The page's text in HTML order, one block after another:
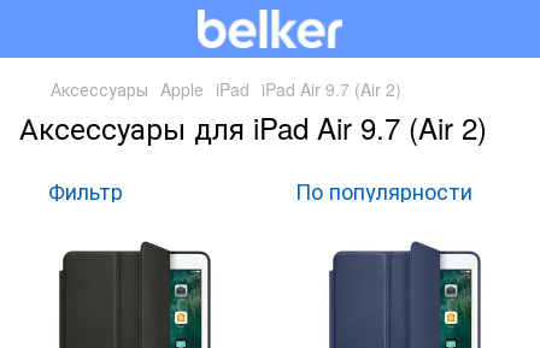
Аксессуары Apple iPad iPad Air 9.7 (Air 2)
Аксессуары для iPad Air 9.7 (Air 2)
Фильтр По популярности